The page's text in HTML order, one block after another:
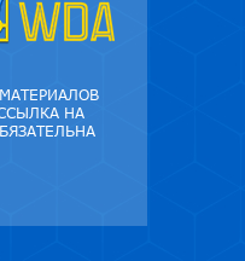
НА